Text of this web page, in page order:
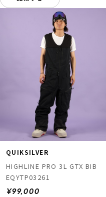
QUIKSILVER
HIGHLINE PRO 3L GTX BIB
EQYTP03261
¥99,000